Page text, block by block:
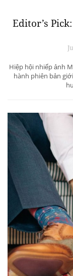
Editor’s
Hiệp hội nhiếp ảnh
hành phiên bản giới